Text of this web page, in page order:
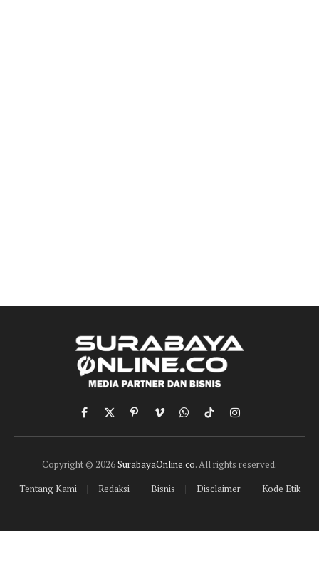
Facebook
X
(Twitter)
PinterestVimeoWhatsApp
TikTokInstagram
Copyright © 2026SurabayaOnline.co. All rights reserved.
Tentang Kami
Redaksi Bisnis Disclaimer Kode Etik